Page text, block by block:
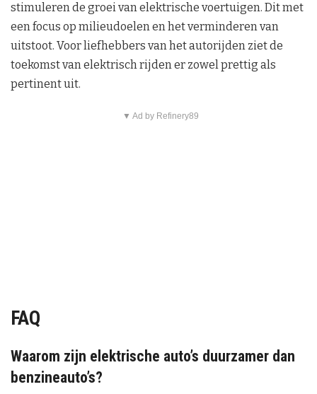
stimuleren de groei van elektrische voertuigen. Dit met
een focus op milieudoelen en het verminderen van
uitstoot. Voor liefhebbers van het autorijden ziet de
toekomst van elektrisch rijden er zowel prettig als
pertinent uit.
▼ Ad by Refinery89
FAQ
Waarom zijn elektrische auto’s duurzamer dan
benzineauto’s?